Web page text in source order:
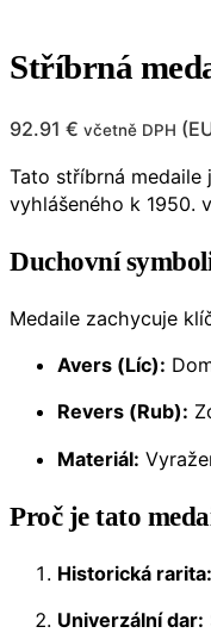
Stříbrná
92.91 € včetně DPH (
Tato stříbrná
vyhlášeného k 1950.
Duchovní
Medaile zachycuje
Avers (Líc):
Revers (Rub):
Materiál:
Proč je tato
Historická rarita:
Univerzální dar: